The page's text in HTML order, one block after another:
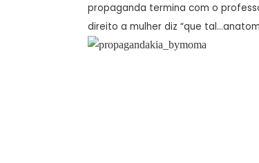
propaganda termina com o
direito a mulher diz “que